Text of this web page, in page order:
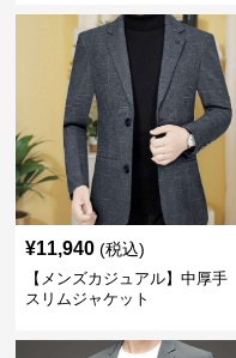
¥11,940 (税込)
【メンズカジュアル】中厚手
スリムジャケット